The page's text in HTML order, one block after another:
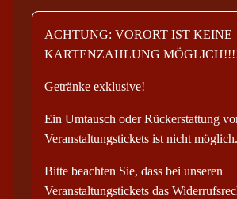
ACHTUNG: VORORT IST KEINE
KARTENZAHLUNG
Getränke exklusive!
Ein Umtausch oder Rückerstattung
Veranstaltungstickets ist nicht möglich.
Bitte beachten Sie, dass bei unseren
Veranstaltungstickets das